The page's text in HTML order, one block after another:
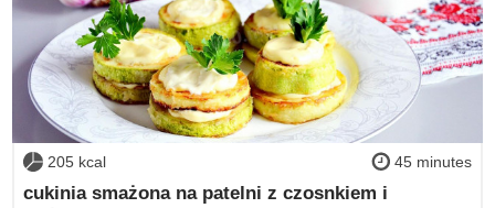
205 kcal 45 minutes
cukinia smażona na patelni z czosnkiem i